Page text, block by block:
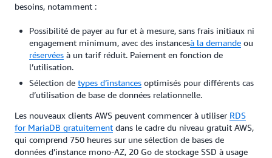
besoins, notamment :
Possibilité de payer au fur et à mesure, sans frais initiaux ni
engagement minimum, avec des instancesà la demande ou
réservées à un tarif réduit. Paiement en fonction de
l’utilisation.
Sélection de types d’instances optimisés pour différents cas
d’utilisation de base de données relationnelle.
Les nouveaux clients AWS peuvent commencer à utiliser RDS
for MariaDB gratuitement dans le cadre du niveau gratuit AWS,
qui comprend 750 heures sur une sélection de bases de
données d’instance mono-AZ, 20 Go de stockage SSD à usage